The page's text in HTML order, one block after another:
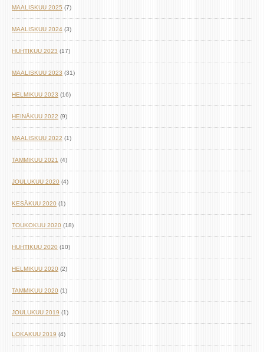
MAALISKUU 2025 (7)
MAALISKUU 2024 (3)
HUHTIKUU 2023 (17)
MAALISKUU 2023 (31)
HELMIKUU 2023 (16)
HEINÄKUU 2022 (9)
MAALISKUU 2022 (1)
TAMMIKUU 2021 (4)
JOULUKUU 2020 (4)
KESÄKUU 2020 (1)
TOUKOKUU 2020 (18)
HUHTIKUU 2020 (10)
HELMIKUU 2020 (2)
TAMMIKUU 2020 (1)
JOULUKUU 2019 (1)
LOKAKUU 2019 (4)